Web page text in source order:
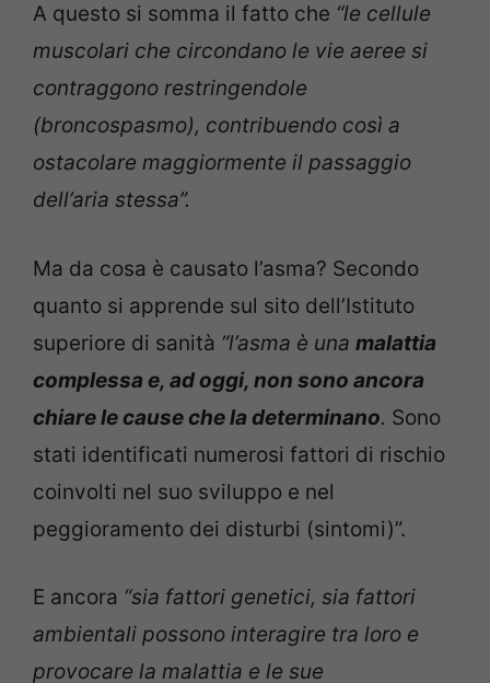
A questo si somma il fatto che “le cellule
muscolari che circondano le vie aeree si
contraggono restringendole
(broncospasmo), contribuendo così a
ostacolare maggiormente il passaggio
dell’aria stessa”.
Ma da cosa è causato l’asma? Secondo
quanto si apprende sul sito dell’Istituto
superiore di sanità “l’asma è una malattia
complessa e, ad oggi, non sono ancora
chiare le cause che la determinano. Sono
stati identificati numerosi fattori di rischio
coinvolti nel suo sviluppo e nel
peggioramento dei disturbi (sintomi)”.
E ancora “sia fattori genetici, sia fattori
ambientali possono interagire tra loro e
provocare la malattia e le sue